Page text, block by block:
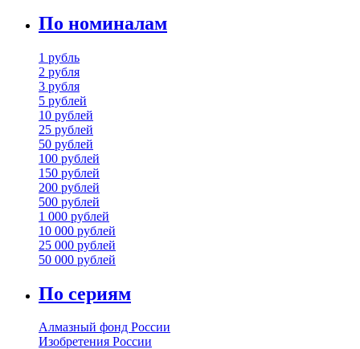
По номиналам
1 рубль
2 рубля
3 рубля
5 рублей
10 рублей
25 рублей
50 рублей
100 рублей
150 рублей
200 рублей
500 рублей
1 000 рублей
10 000 рублей
25 000 рублей
50 000 рублей
По сериям
Алмазный фонд России
Изобретения России